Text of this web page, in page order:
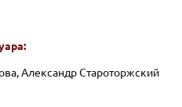
Александр Староторжский